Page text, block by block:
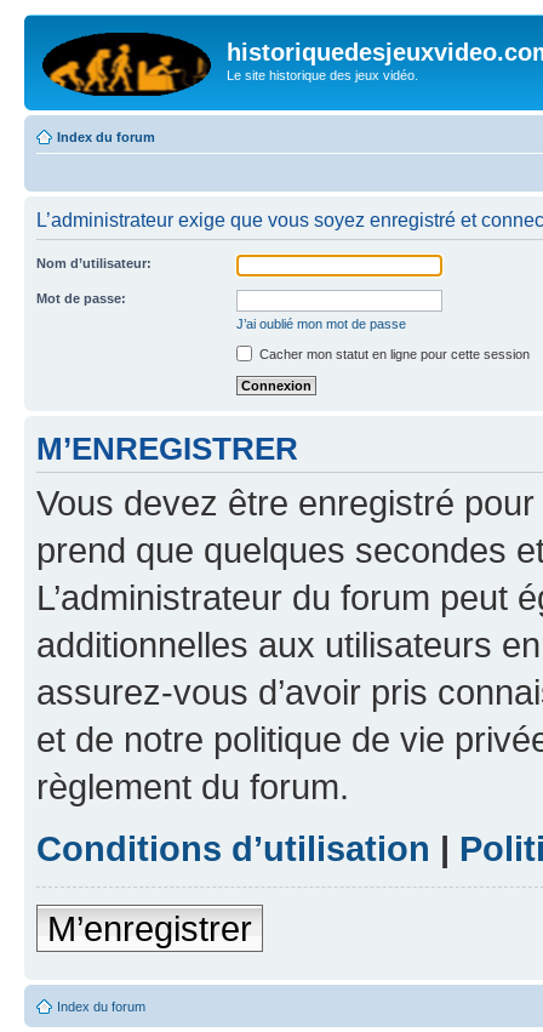
Le site historique des jeux vidéo.
Index du forum
L’administrateur exige que vous soyez enregistré et
Nom d’utilisateur:
Mot de passe:
J’ai oublié mon mot de passe
Cacher mon statut en ligne pour cette session
M’ENREGISTRER
Vous devez être enregistré
prend que quelques secondes
L’administrateur du forum peut
additionnelles aux utilisateurs
assurez-vous d’avoir pris
et de notre politique de vie
règlement du forum.
Conditions d’utilisation |
M’enregistrer
Index du forum